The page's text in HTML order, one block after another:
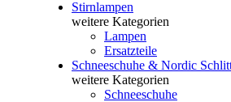
Stirnlampen
weitere Kategorien
Lampen
Ersatzteile
Schneeschuhe & Nordic
weitere Kategorien
Schneeschuhe